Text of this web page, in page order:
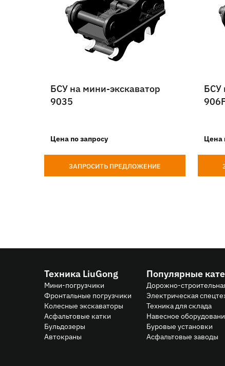
БСУ на мини-экскаватор
9035
Цена по запросу
ЗАПРОСИТЬ ПРЕДЛОЖЕНИЕ
БСУ
Цена
Техника LiuGong
Мини-погрузчики
Фронтальные погрузчики
Колесные экскаваторы
Асфальтовые катки
Бульдозеры
Автокраны
Популярные
Дорожно-
Электрическая
Техника для склада
Навесное
Буровые установки
Асфальтовые заводы